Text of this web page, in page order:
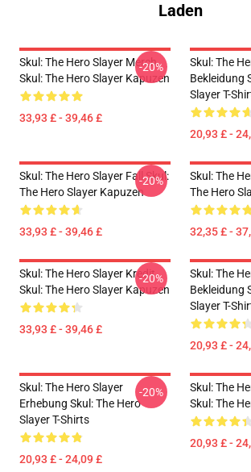
Laden
Skul: The Hero Slayer Merch
Skul: The Hero Slayer Kapuzen
33,93 £ - 39,46 £
-20%
Skul: The
Bekleidung
Slayer T-
20,93 £ -
Skul: The Hero Slayer Fall Skul:
The Hero Slayer Kapuzen
33,93 £ - 39,46 £
-20%
Skul: The
The Hero
32,35 £ -
Skul: The Hero Slayer Kredit
Skul: The Hero Slayer Kapuzen
33,93 £ - 39,46 £
-20%
Skul: The
Bekleidung
Slayer T-
20,93 £ -
Skul: The Hero Slayer
Erhebung Skul: The Hero
Slayer T-Shirts
20,93 £ - 24,09 £
-20%
Skul: The
Skul: The
20,93 £ -